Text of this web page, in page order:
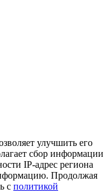
улучшить его
сбор информации
IP-адрес региона
Продолжая
с политикой